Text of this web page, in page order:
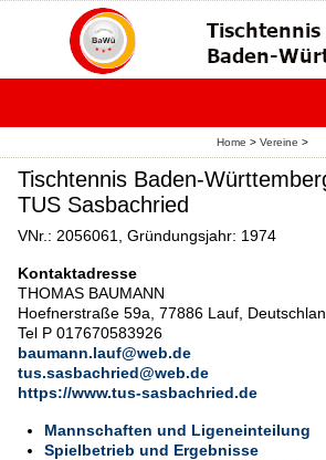
Home > Vereine >
Tischtennis Baden-
TUS Sasbachried
VNr.: 2056061, Gründungsjahr: 1974
Kontaktadresse
THOMAS BAUMANN
Hoefnerstraße 59a, 77886 Lauf,
Tel P 017670583926
baumann.lauf@web.de
tus.sasbachried@web.de
https://www.tus-sasbachried.de
Mannschaften und Ligeneinteilung
Spielbetrieb und Ergebnisse